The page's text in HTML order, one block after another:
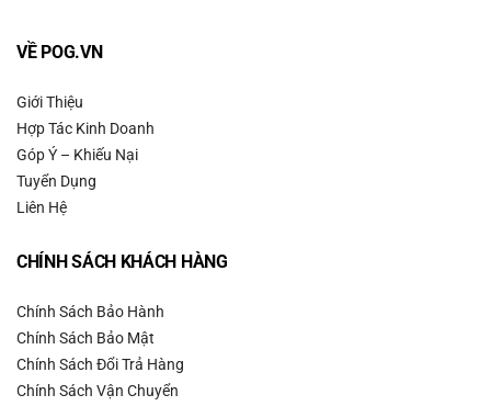
VỀ POG.VN
Giới Thiệu
Hợp Tác Kinh Doanh
Góp Ý – Khiếu Nại
Tuyển Dụng
Liên Hệ
CHÍNH SÁCH KHÁCH HÀNG
Chính Sách Bảo Hành
Chính Sách Bảo Mật
Chính Sách Đổi Trả Hàng
Chính Sách Vận Chuyển